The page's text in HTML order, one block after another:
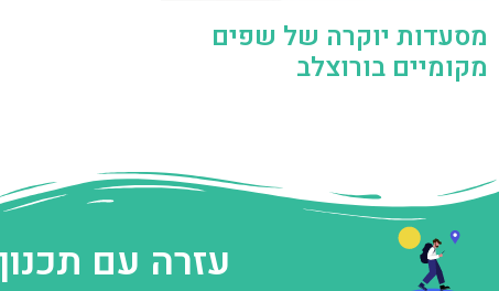
מסעדות יוקרה של שפים
מקומיים בורוצלב
עזרה עם